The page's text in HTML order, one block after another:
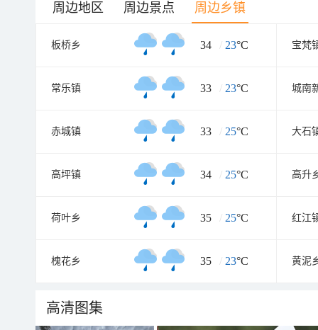
周边地区 周边景点 周边乡镇
板桥乡 34 / 23°C 宝梵
常乐镇 33 / 23°C 城南
赤城镇 33 / 25°C 大石
高坪镇 34 / 25°C 高升
荷叶乡 35 / 25°C 红江
槐花乡 35 / 23°C 黄泥
高清图集